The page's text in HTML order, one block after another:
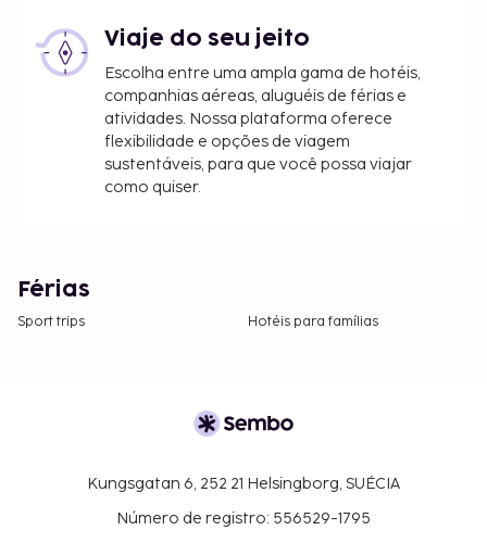
Viaje do seu jeito
Escolha entre uma ampla gama de hotéis,
companhias aéreas, aluguéis de férias e
atividades. Nossa plataforma oferece
flexibilidade e opções de viagem
sustentáveis, para que você possa viajar
como quiser.
Férias
Sport trips Hotéis para famílias
Kungsgatan 6, 252 21 Helsingborg, SUÉCIA
Número de registro: 556529-1795